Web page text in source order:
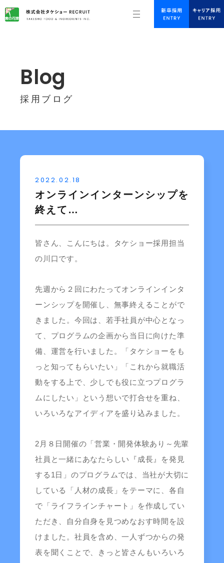
Blog
採用ブログ
2022.02.18
オンラインインターンシップを
終えて…
皆さん、こんにちは。タケショー採用担当
の川口です。
先週から２回にわたってオンラインインタ
ーンシップを開催し、無事終えることがで
きました。今回は、若手社員が中心となっ
て、プログラムの企画から当日に向けた準
備、運営を行いました。「タケショーをも
っと知ってもらいたい」「これから就職活
動をする上で、少しでも役に立つプログラ
ムにしたい」という想いで打合せを重ね、
いろいろなアイディアを盛り込みました。
2月８日開催の「営業・開発体験あり～先輩
社員と一緒にあなたらしい『成長』を発見
する1日」のプログラムでは、当社が大切に
している「人材の成長」をテーマに、各自
で「ライフラインチャート」を作成してい
ただき、自分自身を見つめなおす時間を設
けました。社員を含め、一人ずつからの発
表を聞くことで、きっと皆さんもいろいろ